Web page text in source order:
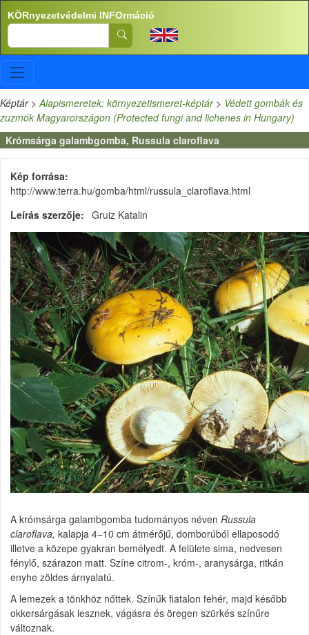
Ugrás a tartalomra
KÖRnyezetvédelmi INFOrmáció
Search
Képtár>Alapismeretek: környezetismeret-képtár> Védett gombák és
zuzmók Magyarországon (Protected fungi and lichenes in Hungary)
Krómsárga galambgomba, Russula claroflava
Kép forrása
http://www.terra.hu/gomba/html/russula_claroflava.html
Leírás szerzője
Gruiz Katalin
A krómsárga galambgomba tudományos néven Russula
claroflava, kalapja 4−10 cm átmérőjű, domborúból ellaposodó
illetve a közepe gyakran bemélyedt. A felülete sima, nedvesen
fénylő, szárazon matt. Színe citrom-, króm-, aranysárga, ritkán
enyhe zöldes árnyalatú.
A lemezek a tönkhöz nőttek. Színűk fiatalon fehér, majd később
okkersárgásak lesznek, vágásra és öregen szürkés színűre
változnak.